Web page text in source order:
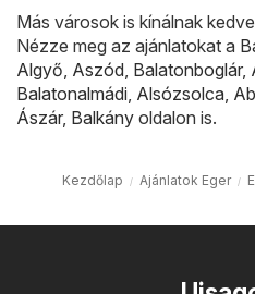
Más városok is kínálnak
Nézze meg az ajánlatokat a
Algyő, Aszód, Balatonboglár,
Balatonalmádi, Alsózsolca,
Ászár, Balkány oldalon is.
Kezdőlap Ajánlatok Eger